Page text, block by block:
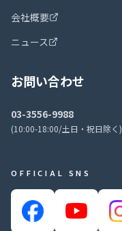
会社概要
ニュース
お問い合わせ
03-3556-9988
(10:00-18:00/土日・祝日除く)
OFFICIAL SNS